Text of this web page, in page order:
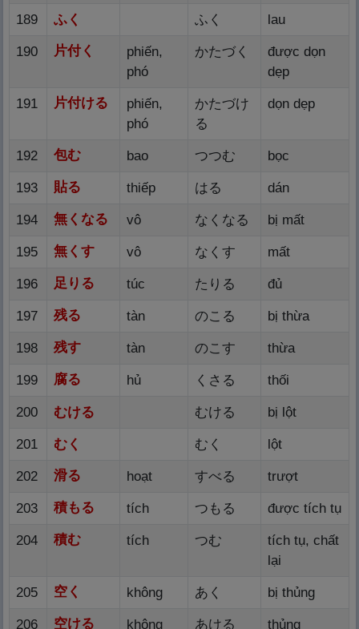
189 ふく ふく lau
190 片付く
phiến,
phó
かたづく
được dọn
dẹp
191 片付ける
phiến,
phó
かたづけ
る
dọn dẹp
192 包む bao つつむ bọc
193 貼
Nghĩa: Phụ thêm bù thêm vào
đó. Thu xếp cho yên ổn. Bén
sát. Cầm, đợ. Tên phụ trò.
る thiếp はる dán
194 無くなる vô なくなる bị mất
195 無くす vô なくす mất
196 足 りる túc たりる đủ
197 残る tàn のこる bị thừa
198 残す tàn のこす thừa
199 腐る hủ くさる thối
200 むける むける bị lột
201 むく むく lột
202 滑る hoạt すべる trượt
203 積もる tích つもる được tích tụ
204 積む tích つむ
tích tụ, chất
lại
205 空
Nghĩa: Rỗng không, hư không,
く không あく bị thủng
206 空ける không あける thủng